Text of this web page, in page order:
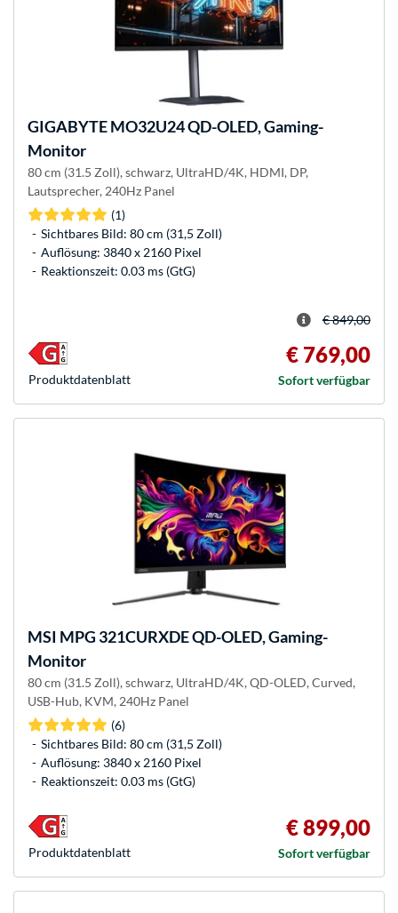
GIGABYTEMO32U24 QD-OLED, Gaming-
Monitor
80 cm (31.5 Zoll), schwarz, UltraHD/4K, HDMI, DP,
Lautsprecher, 240Hz Panel
(1)
Sichtbares Bild: 80 cm (31,5 Zoll)
Auflösung: 3840 x 2160 Pixel
Reaktionszeit: 0.03 ms (GtG)
€ 849,00
€ 769,00
Sofort verfügbar
Produkt­datenblatt
MSI MPG 321CURXDE QD-OLED, Gaming-
Monitor
80 cm (31.5 Zoll), schwarz, UltraHD/4K, QD-OLED, Curved,
USB-Hub, KVM, 240Hz Panel
(6)
Sichtbares Bild: 80 cm (31,5 Zoll)
Auflösung: 3840 x 2160 Pixel
Reaktionszeit: 0.03 ms (GtG)
€ 899,00
Sofort verfügbar
Produkt­datenblatt